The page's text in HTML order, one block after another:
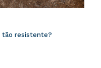
tão resistente?